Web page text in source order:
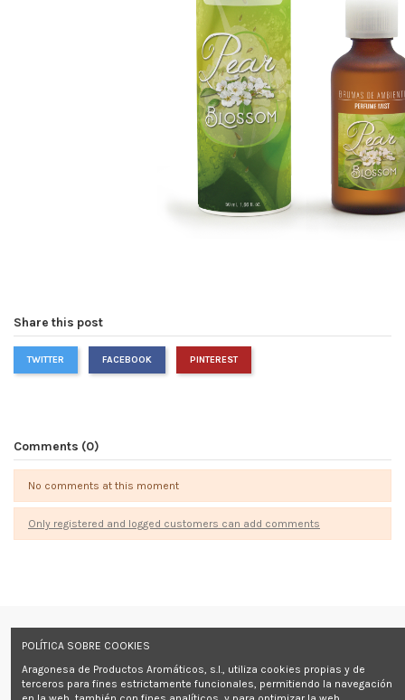
Share this post
TWITTER FACEBOOK PINTEREST
Comments (0)
No comments at this moment
Only registered and logged customers can add comments
Información
Contact us
POLÍTICA SOBRE COOKIES
Aragonesa de Productos Aromáticos, s.l., utiliza cookies propias y de
terceros para fines estrictamente funcionales, permitiendo la navegación